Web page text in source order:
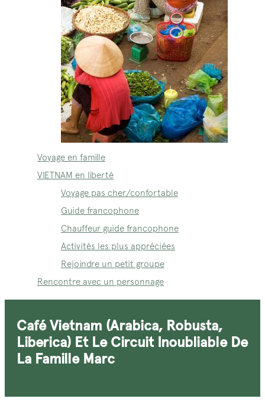
Voyage en famille
VIETNAM en liberté
Voyage pas cher/confortable
Guide francophone
Chauffeur guide francophone
Activités les plus appréciées
Rejoindre un petit groupe
Rencontre avec un personnage
Café Vietnam (Arabica, Robusta,
Liberica) Et Le Circuit Inoubliable De
La Famille Marc